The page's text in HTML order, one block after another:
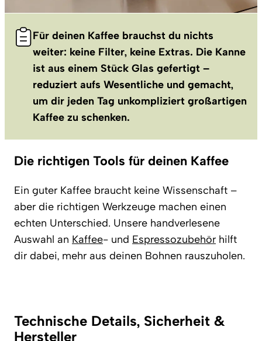
Für deinen Kaffee brauchst du nichts
weiter: keine Filter, keine Extras. Die Kanne
ist aus einem Stück Glas gefertigt –
reduziert aufs Wesentliche und gemacht,
um dir jeden Tag unkompliziert großartigen
Kaffee zu schenken.
Die richtigen Tools für deinen Kaffee
Ein guter Kaffee braucht keine Wissenschaft –
aber die richtigen Werkzeuge machen einen
echten Unterschied. Unsere handverlesene
Auswahl an Kaffee- und Espressozubehör hilft
dir dabei, mehr aus deinen Bohnen rauszuholen.
Technische Details, Sicherheit &
Hersteller